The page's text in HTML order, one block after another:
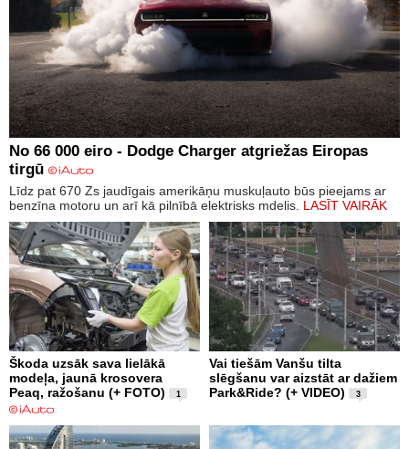
No 66 000 eiro - Dodge Charger atgriežas Eiropas
tirgū
Līdz pat 670 Zs jaudīgais amerikāņu muskuļauto būs pieejams ar
benzīna motoru un arī kā pilnībā elektrisks mdelis. LASĪT VAIRĀK
Škoda uzsāk sava lielākā
modeļa, jaunā krosovera
Peaq, ražošanu (+ FOTO)
1
Vai tiešām Vanšu tilta
slēgšanu var aizstāt ar dažiem
Park&Ride? (+ VIDEO)
3